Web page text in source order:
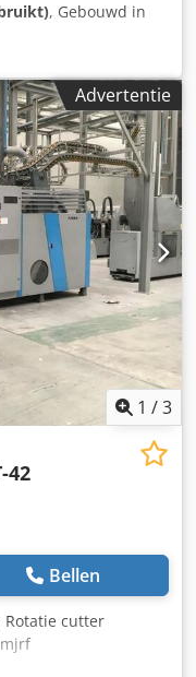
, Gebouwd in
Advertentie
1 /3
42
Bellen
Rotatie cutter